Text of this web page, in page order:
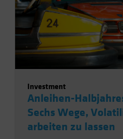
Investment
Anleihen-
Sechs Wege,
arbeiten zu lassen